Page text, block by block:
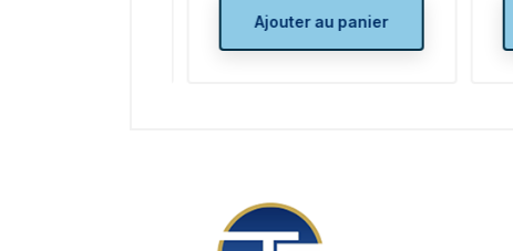
Ajouter au panier